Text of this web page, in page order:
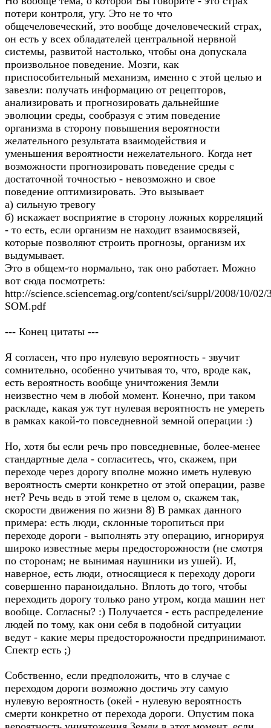
потери контроля, угу. Это не то что
общечеловеческий, это вообще дочеловеческий страх,
он есть у всех обладателей центральной нервной
системы, развитой настолько, чтобы она допускала
произвольное поведение. Мозги, как
приспособительный механизм, именно с этой целью и
завезли: получать информацию от рецепторов,
анализировать и прогнозировать дальнейшие
эволюции среды, сообразуя с этим поведение
организма в сторону повышения вероятности
желательного результата взаимодействия и
уменьшения вероятности нежелательного. Когда нет
возможности прогнозировать поведение среды с
достаточной точностью - невозможно и свое
поведение оптимизировать. Это вызывает
а) сильную тревогу
б) искажает восприятие в сторону ложных корреляций
- то есть, если организм не находит взаимосвязей,
которые позволяют строить прогнозы, организм их
выдумывает.
Это в общем-то нормально, так оно работает. Можно
вот сюда посмотреть:
http://science.sciencemag.org/content/sci/suppl/2008/10/
SOM.pdf
--- Конец цитаты ---
Я согласен, что про нулевую вероятность - звучит
сомнительно, особенно учитывая то, что, вроде как,
есть вероятность вообще уничтожения Земли
неизвестно чем в любой момент. Конечно, при таком
раскладе, какая уж тут нулевая вероятность не умереть
в рамках какой-то повседневной земной операции :)
Но, хотя бы если речь про повседневные, более-менее
стандартные дела - согласитесь, что, скажем, при
переходе через дорогу вполне можно иметь нулевую
вероятность смерти конкретно от этой операции, разве
нет? Речь ведь в этой теме в целом о, скажем так,
скорости движения по жизни 8) В рамках данного
примера: есть люди, склонные торопиться при
переходе дороги - выполнять эту операцию, игнорируя
широко известные меры предосторожности (не смотря
по сторонам; не вынимая наушники из ушей). И,
наверное, есть люди, относящиеся к переходу дороги
совершенно параноидально. Вплоть до того, чтобы
переходить дорогу только рано утром, когда машин нет
вообще. Согласны? :) Получается - есть распределение
людей по тому, как они себя в подобной ситуации
ведут - какие меры предосторожности предпринимают.
Спектр есть ;)
Собственно, если предположить, что в случае с
переходом дороги возможно достичь эту самую
нулевую вероятность (окей - нулевую вероятность
смерти конкретно от перехода дороги. Опустим пока